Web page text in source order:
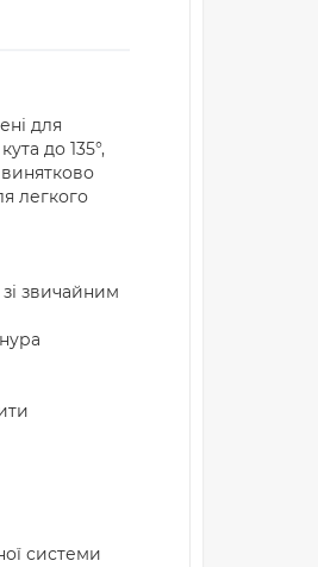
для
до 135°,
легкого
звичайним
системи